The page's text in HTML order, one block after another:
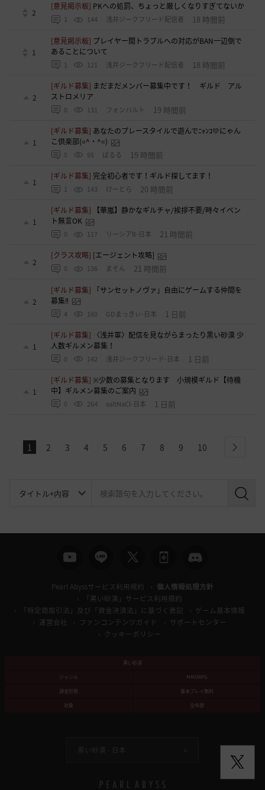
2
[意見掲示板] PKへの処罰、ちょっと厳しくなりすぎてないか
1 144 浅井ジークフリード配信者 18 時間前
1
[意見掲示板] プレイヤー間トラブルへの対応がBAN一辺倒で
あることについて
1 121 浅井ジークフリード配信者 18 時間前
2
[ギルド募集] まだまだメンバー募集中です！ ギルド アル
ストロメリア
0 131 フォンバルト 19 時間前
1
[ギルド募集] あなたのプレースタイルで遊んでﾆｬﾝｺ💛にゃん
こ倶楽部(=^・^=)
0 95 ぱるる 19 時間前
1
[ギルド募集] 完全初心者です！ギルド探してます！
1 143 けーとら 20 時間前
1
[ギルド募集]
【華嵐】静かなギルチャ/挨拶不要/時々イベン
ト無言OK
0 117 リーシアR-日本 21 時間前
2
[クラス攻略] [エージェント攻略]
0 136 まそん 21 時間前
2
[ギルド募集]
「サンセットノヴァ」自由にゲームする仲間を
募集‼️
4 160 GDまっきぃ-日本 1 日前
1
[ギルド募集]
〈浅井軍〉配信を見ながらまったり黒い砂漠 少
人数ギルメン募集！
0 142 浅井ジークフリード-日本 1 日前
1
[ギルド募集] ※少数の募集となります 小規模ギルド【待機
中】ギルメン募集のご案内
0 264 saltNaCl-日本 1 日前
1 2 3 4 5 6 7 8 9 10 next
検
Pearl Abyssサービス利用規約
個人情報処理方針
「黒い砂漠」サービス利用規約
「特定商取引法」及び「資金決済法」に基づく表記
ゲーム基本情報
運営会社
ファンコンテンツガイド
サポートセンター
クッキーポリシー
黒い砂漠
ジャンル
MMORPG
課金形態
基本プレイ無料
対象
全年齢
黒い砂漠 - 日本